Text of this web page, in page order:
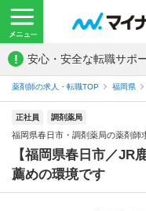
! 安心・安全な転職サポ
薬剤師の求人・転職TOP 福岡県
正社員 調剤薬局
福岡県春日市・調剤薬局の薬剤師
【福岡県春日市／
薦めの環境です